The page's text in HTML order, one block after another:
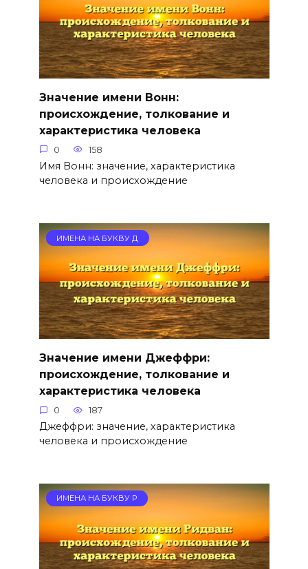
Значение имени Вонн:
происхождение, толкование и
характеристика человека
0 158
Имя Вонн: значение, характеристика
человека и происхождение
ИМЕНА НА БУКВУ Д
Значение имени Джеффри:
происхождение, толкование и
характеристика человека
0 187
Джеффри: значение, характеристика
человека и происхождение
ИМЕНА НА БУКВУ Р